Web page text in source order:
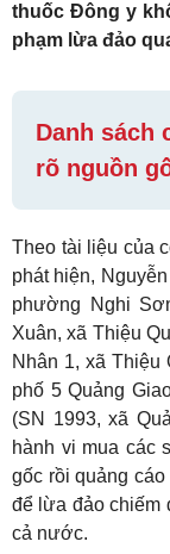
thuốc Đông y
phạm lừa đảo
Danh sách
rõ nguồn
Theo tài liệu của
phát hiện,
phường Nghi
Xuân, xã Thiệu
Nhân 1, xã Thiệu
phố 5 Quảng
(SN 1993, xã
hành vi mua các
gốc rồi quảng
để lừa đảo chiếm
cả nước.